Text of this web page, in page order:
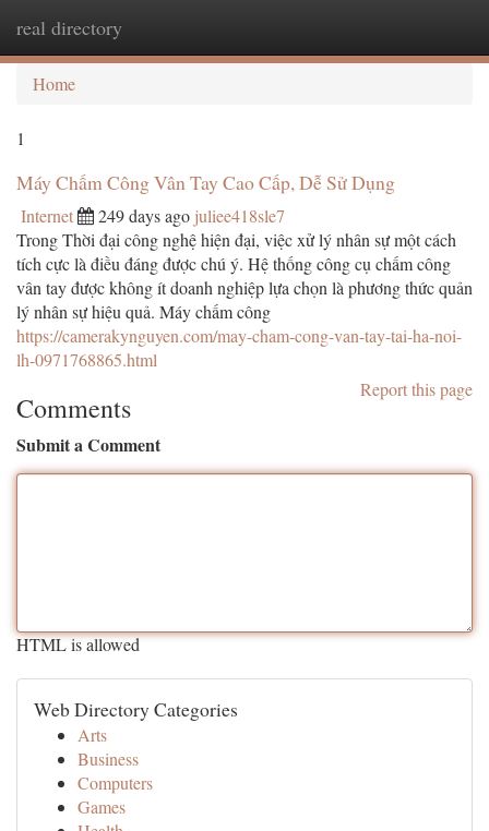
real directory
Home
1
Máy Chấm Công Vân Tay Cao Cấp, Dễ Sử Dụng
Internet 249 days ago juliee418sle7
Trong Thời đại công nghệ hiện đại, việc xử lý nhân sự một cách
tích cực là điều đáng được chú ý. Hệ thống công cụ chấm công
vân tay được không ít doanh nghiệp lựa chọn là phương thức quản
lý nhân sự hiệu quả. Máy chấm công
https://camerakynguyen.com/may-cham-cong-van-tay-tai-ha-noi-
lh-0971768865.html
Report this page
Comments
Submit a Comment
HTML is allowed
Web Directory Categories
Arts
Business
Computers
Games